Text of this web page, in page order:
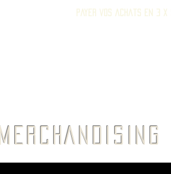
Payer vos achats en 3